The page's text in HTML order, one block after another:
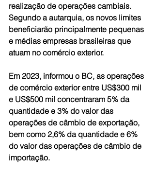
realização de operações cambiais.
Segundo a autarquia, os novos limites
beneficiarão principalmente pequenas
e médias empresas brasileiras que
atuam no comércio exterior.
Em 2023, informou o BC, as operações
de comércio exterior entre US$300 mil
e US$500 mil concentraram 5% da
quantidade e 3% do valor das
operações de câmbio de exportação,
bem como 2,6% da quantidade e 6%
do valor das operações de câmbio de
importação.